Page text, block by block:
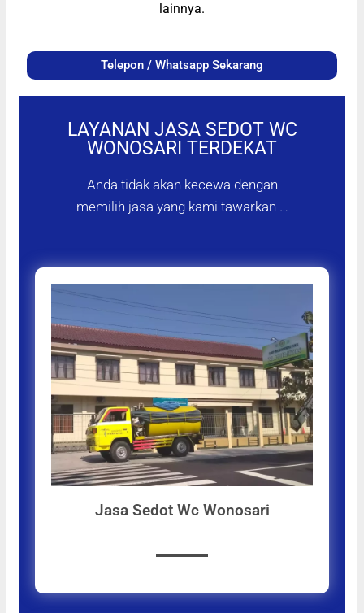
lainnya.
Telepon / Whatsapp Sekarang
LAYANAN JASA SEDOT WC
WONOSARI TERDEKAT
Anda tidak akan kecewa dengan
memilih jasa yang kami tawarkan …
Jasa Sedot Wc Wonosari